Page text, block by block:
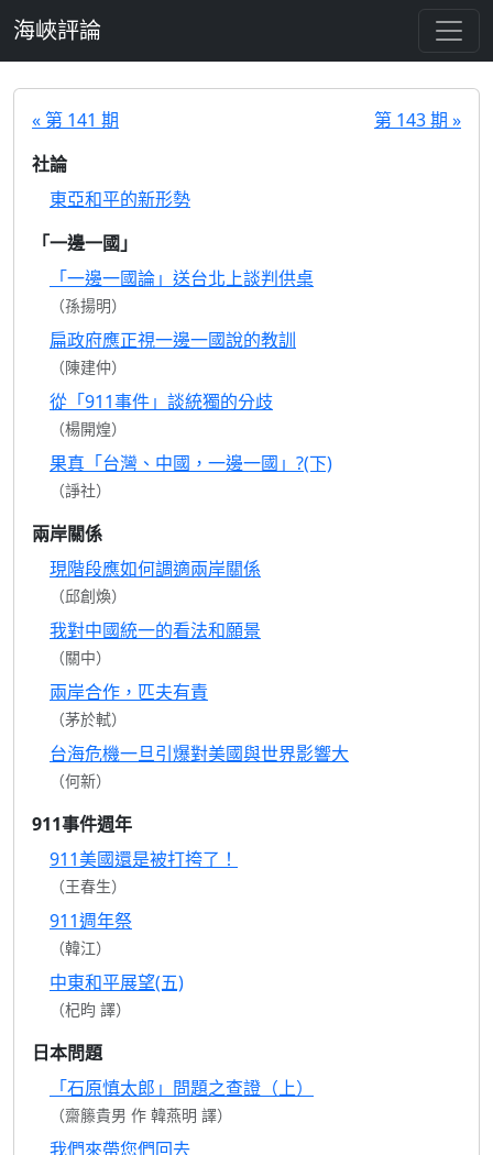
海峽評論
« 第 141 期
第 143 期 »
社論
東亞和平的新形勢
「一邊一國」
「一邊一國論」送台北上談判供桌
（孫揚明）
扁政府應正視一邊一國說的教訓
（陳建仲）
從「911事件」談統獨的分歧
（楊開煌）
果真「台灣、中國，一邊一國」?(下)
（諍社）
兩岸關係
現階段應如何調適兩岸關係
（邱創煥）
我對中國統一的看法和願景
（關中）
兩岸合作，匹夫有責
（茅於軾）
台海危機一旦引爆對美國與世界影響大
（何新）
911事件週年
911美國還是被打挎了！
（王春生）
911週年祭
（韓江）
中東和平展望(五)
（杞昀 譯）
日本問題
「石原慎太郎」問題之查證（上）
（齋籐貴男 作 韓燕明 譯）
我們來帶您們回去